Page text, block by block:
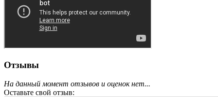
Отзывы
На данный момент отзывов и оценок нет...
Оставьте свой отзыв: